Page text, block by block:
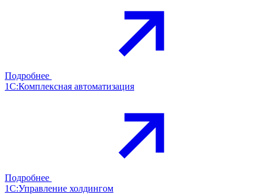
Подробнее
1С:Комплексная автоматизация
Подробнее
1С:Управление холдингом